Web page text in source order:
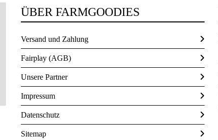
ÜBER FARMGOODIES
Versand und Zahlung
Fairplay (AGB)
Unsere Partner
Impressum
Datenschutz
Sitemap